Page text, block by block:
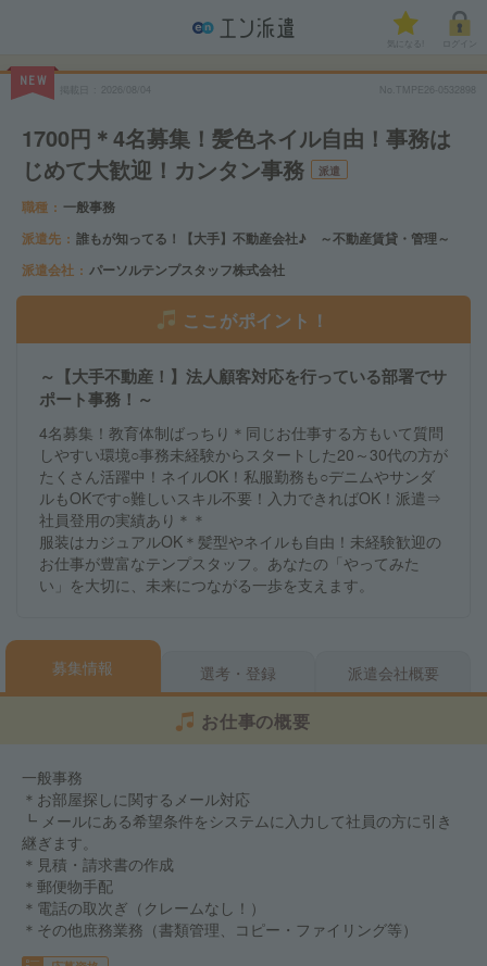
気になる!
NEW
2026/08/04 No.TMPE26-0532898
1700円＊4名募集！髪色ネイル自由！事務は
じめて大歓迎！カンタン事務
派遣
職種
一般事務
派遣先
誰もが知ってる！【大手】不動産会社♪ ～不動産賃貸・管理～
派遣会社
パーソルテンプスタッフ株式会社
ここがポイント！
～【大手不動産！】法人顧客対応を行っている部署でサ
ポート事務！～
4名募集！教育体制ばっちり＊同じお仕事する方もいて質問
しやすい環境○事務未経験からスタートした20～30代の方が
たくさん活躍中！ネイルOK！私服勤務も○デニムやサンダ
ルもOKです○難しいスキル不要！入力できればOK！派遣⇒
社員登用の実績あり＊＊
服装はカジュアルOK＊髪型やネイルも自由！未経験歓迎の
お仕事が豊富なテンプスタッフ。あなたの「やってみた
い」を大切に、未来につながる一歩を支えます。
募集情報 選考・登録 派遣会社概要
お仕事の概要
一般事務
＊お部屋探しに関するメール対応
┗ メールにある希望条件をシステムに入力して社員の方に引き
継ぎます。
＊見積・請求書の作成
＊郵便物手配
＊電話の取次ぎ（クレームなし！）
＊その他庶務業務（書類管理、コピー・ファイリング等）